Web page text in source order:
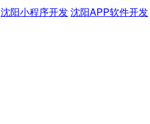
沈阳小程序开发沈阳APP软件开发